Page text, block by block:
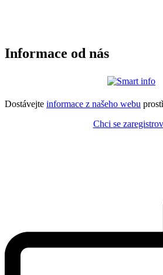
Informace od nás
Dostávejte informace z našeho webu
Chci se